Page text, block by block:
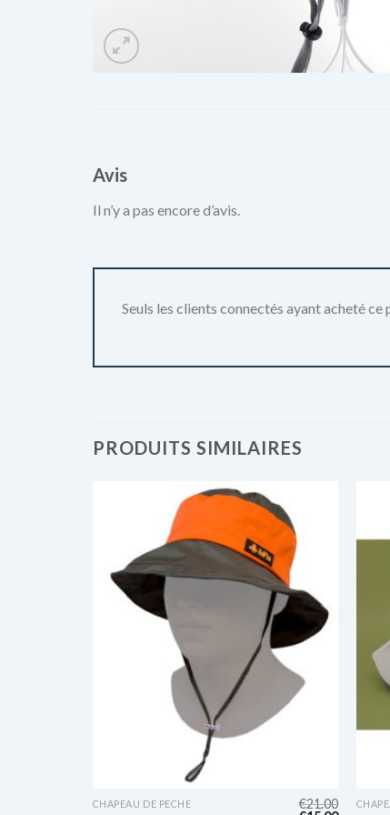
Avis
Il n’y a pas encore d’avis.
Seuls les clients connectés ayant acheté
PRODUITS SIMILAIRES
CHAPEAU DE PECHE €21.00